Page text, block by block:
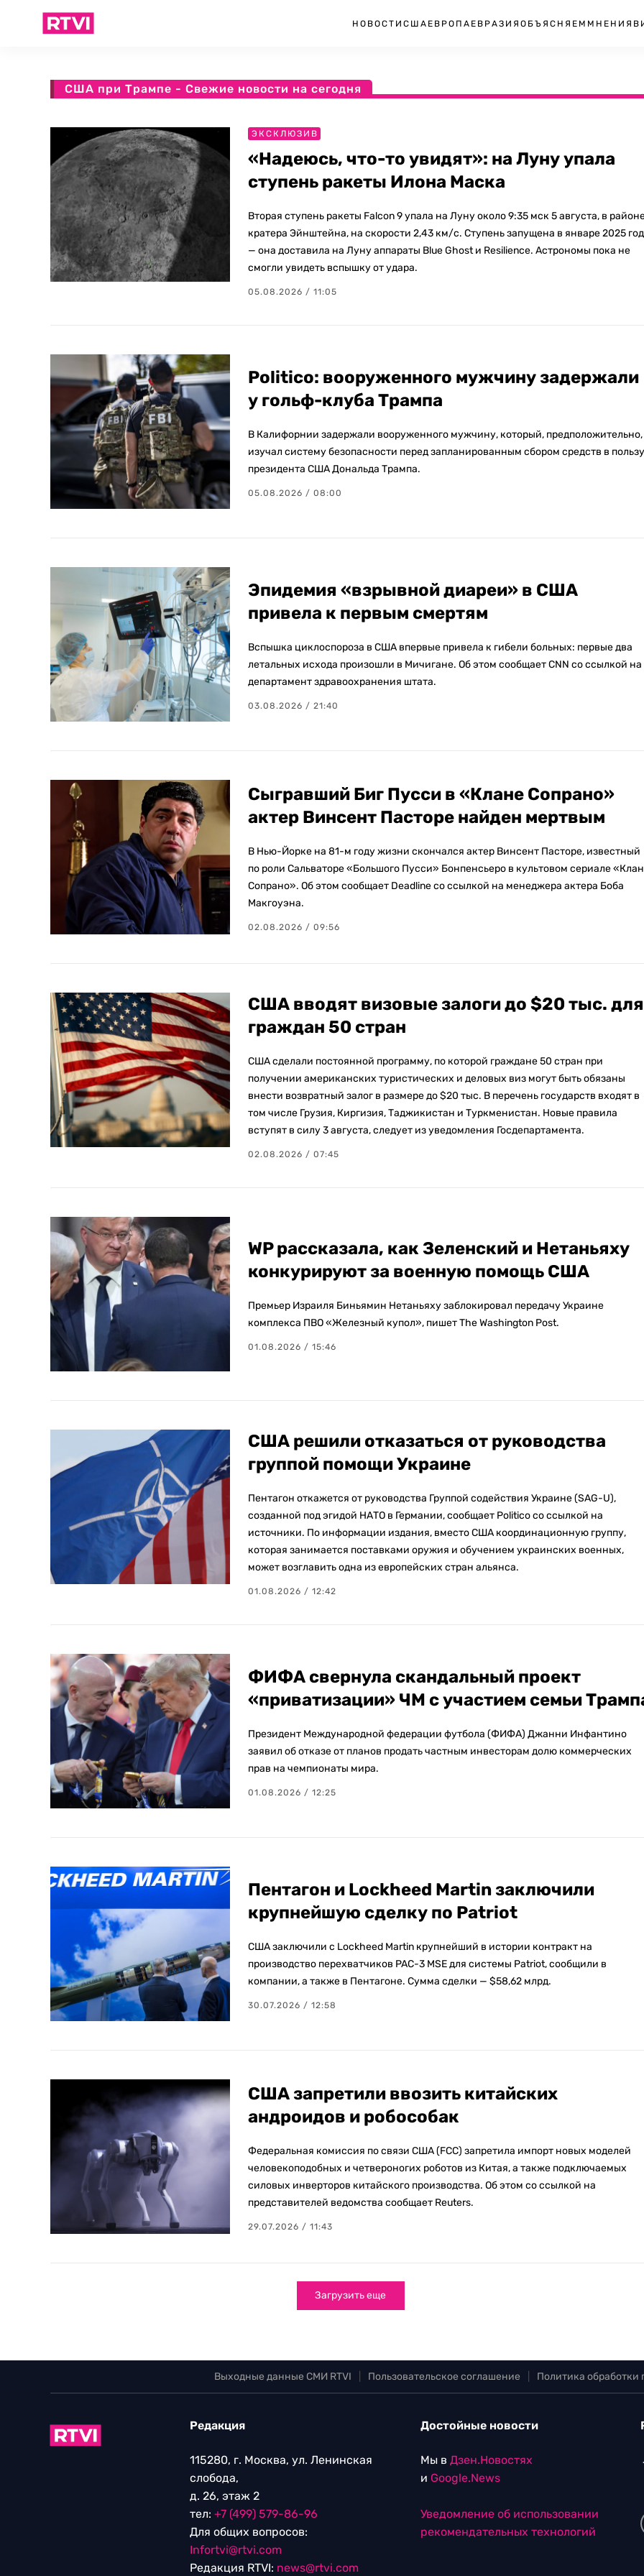
НОВОСТИ США ЕВРОПА ЕВРАЗИЯ ОБЪЯСНЯЕМ МНЕНИЯ
США при Трампе - Свежие новости на сегодня
ЭКСКЛЮЗИВ
«Надеюсь, что-то увидят»: на Луну упала
ступень ракеты Илона Маска
Вторая ступень ракеты Falcon 9 упала на Луну около 9:35 мск 5 августа, в
кратера Эйнштейна, на скорости 2,43 км/с. Ступень запущена в январе 2025
— она доставила на Луну аппараты Blue Ghost и Resilience. Астрономы пока не
смогли увидеть вспышку от удара.
05.08.2026 / 11:05
Politico: вооруженного мужчину задержали
у гольф-клуба Трампа
В Калифорнии задержали вооруженного мужчину, который, предположительно,
изучал систему безопасности перед запланированным сбором средств в пользу
президента США Дональда Трампа.
05.08.2026 / 08:00
Эпидемия «взрывной диареи» в США
привела к первым смертям
Вспышка циклоспороза в США впервые привела к гибели больных: первые два
летальных исхода произошли в Мичигане. Об этом сообщает CNN со ссылкой на
департамент здравоохранения штата.
03.08.2026 / 21:40
Сыгравший Биг Пусси в «Клане Сопрано»
актер Винсент Пасторе найден мертвым
В Нью-Йорке на 81-м году жизни скончался актер Винсент Пасторе, известный
по роли Сальваторе «Большого Пусси» Бонпенсьеро в культовом сериале «Клан
Сопрано». Об этом сообщает Deadline со ссылкой на менеджера актера Боба
Макгоуэна.
02.08.2026 / 09:56
США вводят визовые залоги до $20 тыс. для
граждан 50 стран
США сделали постоянной программу, по которой граждане 50 стран при
получении американских туристических и деловых виз могут быть обязаны
внести возвратный залог в размере до $20 тыс. В перечень государств входят в
том числе Грузия, Киргизия, Таджикистан и Туркменистан. Новые правила
вступят в силу 3 августа, следует из уведомления Госдепартамента.
02.08.2026 / 07:45
WP рассказала, как Зеленский и Нетаньяху
конкурируют за военную помощь США
Премьер Израиля Биньямин Нетаньяху заблокировал передачу Украине
комплекса ПВО «Железный купол», пишет The Washington Post.
01.08.2026 / 15:46
США решили отказаться от руководства
группой помощи Украине
Пентагон откажется от руководства Группой содействия Украине (SAG-U),
созданной под эгидой НАТО в Германии, сообщает Politico со ссылкой на
источники. По информации издания, вместо США координационную группу,
которая занимается поставками оружия и обучением украинских военных,
может возглавить одна из европейских стран альянса.
01.08.2026 / 12:42
ФИФА свернула скандальный проект
«приватизации» ЧМ с участием семьи
Президент Международной федерации футбола (ФИФА) Джанни Инфантино
заявил об отказе от планов продать частным инвесторам долю коммерческих
прав на чемпионаты мира.
01.08.2026 / 12:25
Пентагон и Lockheed Martin заключили
крупнейшую сделку по Patriot
США заключили с Lockheed Martin крупнейший в истории контракт на
производство перехватчиков PAC-3 MSE для системы Patriot, сообщили в
компании, а также в Пентагоне. Сумма сделки — $58,62 млрд.
30.07.2026 / 12:58
США запретили ввозить китайских
андроидов и робособак
Федеральная комиссия по связи США (FCC) запретила импорт новых моделей
человекоподобных и четвероногих роботов из Китая, а также подключаемых
силовых инверторов китайского производства. Об этом со ссылкой на
представителей ведомства сообщает Reuters.
29.07.2026 / 11:43
Загрузить еще
Выходные данные СМИ RTVI Пользовательское соглашение Политика
Редакция
115280, г. Москва, ул. Ленинская
слобода,
д. 26, этаж 2
тел: +7 (499) 579-86-96
Для общих вопросов:
Infortvi@rtvi.com
Редакция RTVI: news@rtvi.com
Достойные новости
Мы в Дзен.Новостях
и Google.News
Уведомление об использовании
рекомендательных технологий